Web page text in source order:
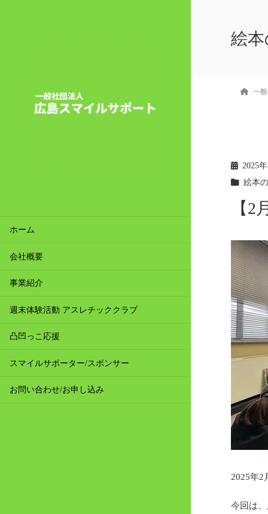
ホーム
会社概要
事業紹介
週末体験活動 アスレチッククラブ
凸凹っこ応援
スマイルサポーター/スポンサー
お問い合わせ/お申し込み
絵
一
2025
絵本
【
2025年2
今回は